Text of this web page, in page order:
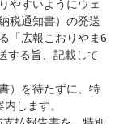
やすいようにウェ
税通知書）の発送
「広報こおりやま6
する旨、記載して
）を待たずに、特
します。